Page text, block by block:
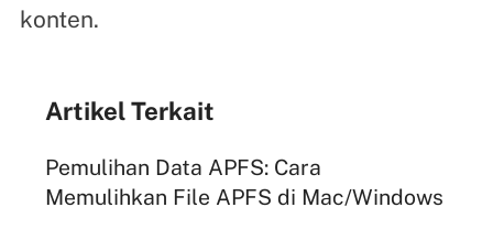
konten.
Artikel Terkait
Pemulihan Data APFS: Cara
Memulihkan File APFS di Mac/Windows